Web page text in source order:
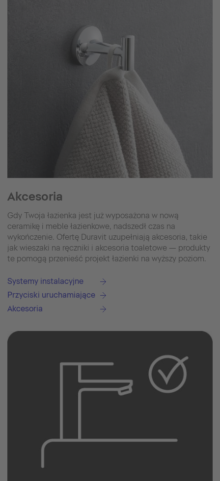
Akcesoria
Gdy Twoja łazienka jest już wyposażona w nową
ceramikę i meble łazienkowe, nadszedł czas na
wykończenie. Ofertę Duravit uzupełniają akcesoria, takie
jak wieszaki na ręczniki i akcesoria toaletowe — produkty
te pomogą przenieść projekt łazienki na wyższy poziom.
Systemy instalacyjne
Przyciski uruchamiające
Akcesoria